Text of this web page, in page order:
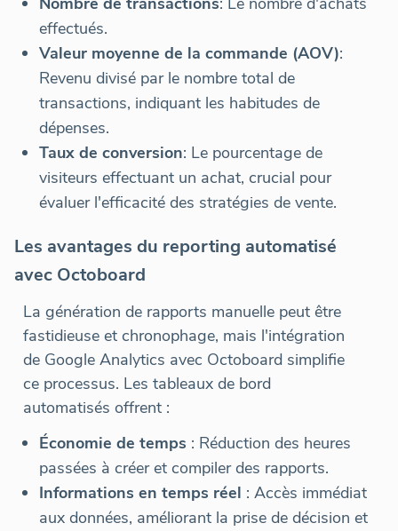
effectués.
Valeur moyenne de la commande (AOV):
Revenu divisé par le nombre total de
transactions, indiquant les habitudes de
dépenses.
Taux de conversion: Le pourcentage de
visiteurs effectuant un achat, crucial pour
évaluer l'efficacité des stratégies de vente.
Les avantages du reporting automatisé
avec Octoboard
La génération de rapports manuelle peut être
fastidieuse et chronophage, mais l'intégration
de Google Analytics avec Octoboard simplifie
ce processus. Les tableaux de bord
automatisés offrent :
Économie de temps : Réduction des heures
passées à créer et compiler des rapports.
Informations en temps réel : Accès immédiat
aux données, améliorant la prise de décision et